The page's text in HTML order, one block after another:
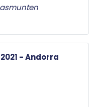
euro munten is
de nationale zijde.
als
Ze zijn in het
ze kunnen
gebruikt en
- Andorra